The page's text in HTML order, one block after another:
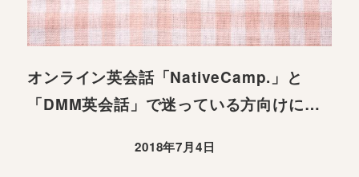
オンライン英会話「NativeCamp.」と
「DMM英会話」で迷っている方向けに…
2018年7月4日